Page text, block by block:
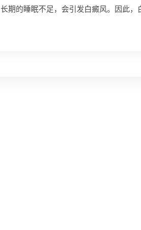
长期的睡眠不足，会引发白癜风。因此，